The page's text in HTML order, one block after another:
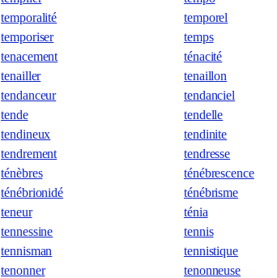
temporalité temporel
temporiser temps
tenacement ténacité
tenailler tenaillon
tendanceur tendanciel
tende tendelle
tendineux tendinite
tendrement tendresse
ténèbres ténébrescence
ténébrionidé ténébrisme
teneur ténia
tennessine tennis
tennisman tennistique
tenonner tenonneuse